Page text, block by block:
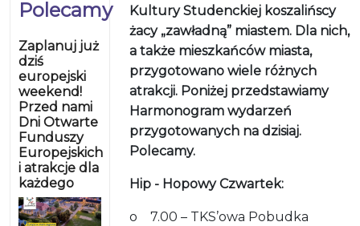
Polecamy
Zaplanuj już
dziś
europejski
weekend!
Przed nami
Dni Otwarte
Funduszy
Europejskich
i atrakcje dla
każdego
Kultury Studenckiej koszalińscy
żacy „zawładną” miastem. Dla nich,
a także mieszkańców miasta,
przygotowano wiele różnych
atrakcji. Poniżej przedstawiamy
Harmonogram wydarzeń
przygotowanych na dzisiaj.
Polecamy.
Hip - Hopowy Czwartek:
o 7.00 – TKS’owa Pobudka